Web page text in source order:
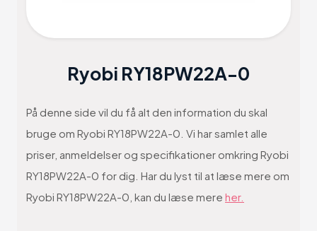
Ryobi RY18PW22A-0
På denne side vil du få alt den information du skal
bruge om Ryobi RY18PW22A-0. Vi har samlet alle
priser, anmeldelser og specifikationer omkring Ryobi
RY18PW22A-0 for dig. Har du lyst til at læse mere om
Ryobi RY18PW22A-0, kan du læse mere her.